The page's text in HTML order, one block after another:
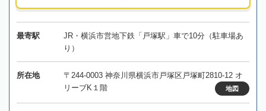
最寄駅
JR・横浜市営地下鉄「戸塚駅」車で10分（駐車場あ
り）
所在地
〒244-0003 神奈川県横浜市戸塚区戸塚町2810-12 オ
リーブK１階
地図